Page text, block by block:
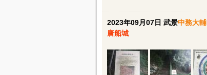
2023年09月07日 武景中務大輔
唐船城